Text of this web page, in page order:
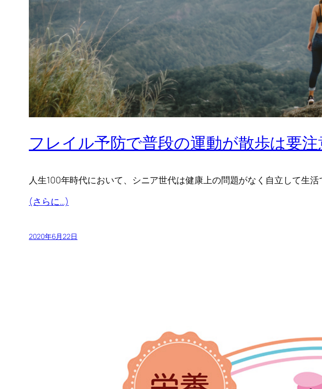
フレイル予防で普段の運動が散歩は要注
人生100年時代において、シニア世代は健康上の問題がなく自立して生
(さらに…)
2020年6月22日